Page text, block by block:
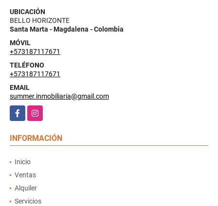
UBICACIÓN
BELLO HORIZONTE
Santa Marta - Magdalena - Colombia
MÓVIL
+573187117671
TELÉFONO
+573187117671
EMAIL
summer.inmobiliaria@gmail.com
FacebookInstagram
INFORMACIÓN
Inicio
Ventas
Alquiler
Servicios